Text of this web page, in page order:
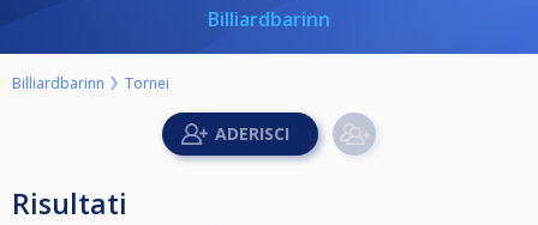
Billiardbarinn
Billiardbarinn Tornei
Risultati